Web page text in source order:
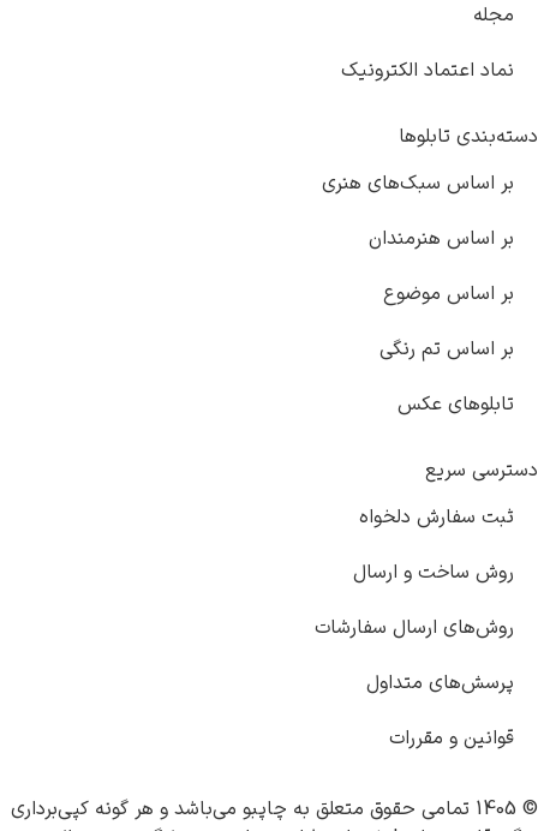
مجله
نماد اعتماد الکترونیک
دسته‌بندی تابلوها
بر اساس سبک‌های هنری
بر اساس هنرمندان
بر اساس موضوع
بر اساس تم رنگی
تابلوهای عکس
دسترسی سریع
ثبت سفارش دلخواه
روش ساخت و ارسال
روش‌های ارسال سفارشات
پرسش‌های متداول
قوانین و مقررات
© 1405 تمامی حقوق متعلق به چاپبو می‌باشد و هر گونه کپی‌برداری